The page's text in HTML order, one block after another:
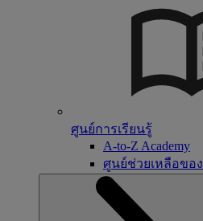
ศูนย์การเรียนรู้
A-to-Z Academy
ศูนย์ช่วยเหลือของ